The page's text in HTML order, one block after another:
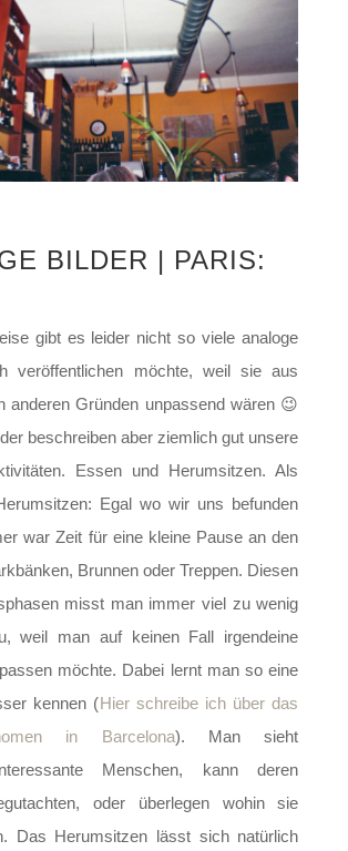
BILDER | PARIS:
gibt es leider nicht so viele analoge
veröffentlichen möchte, weil sie aus
anderen Gründen unpassend wären 😉
beschreiben aber ziemlich gut unsere
Essen und Herumsitzen. Als
Egal wo wir uns befunden
war Zeit für eine kleine Pause an den
Brunnen oder Treppen. Diesen
misst man immer viel zu wenig
weil man auf keinen Fall irgendeine
möchte. Dabei lernt man so eine
kennen (Hier schreibe ich über das
in Barcelona). Man sieht
Menschen, kann deren
oder überlegen wohin sie
Das Herumsitzen lässt sich natürlich